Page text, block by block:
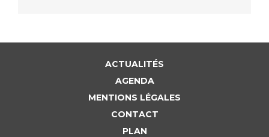
ACTUALITÉS
AGENDA
MENTIONS LÉGALES
CONTACT
PLAN